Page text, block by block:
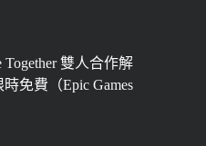
Together 雙人合作解
免費（Epic Games